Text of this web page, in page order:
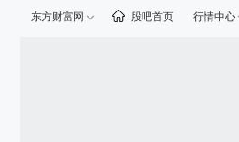
东方财富网 股吧首页 行情中心